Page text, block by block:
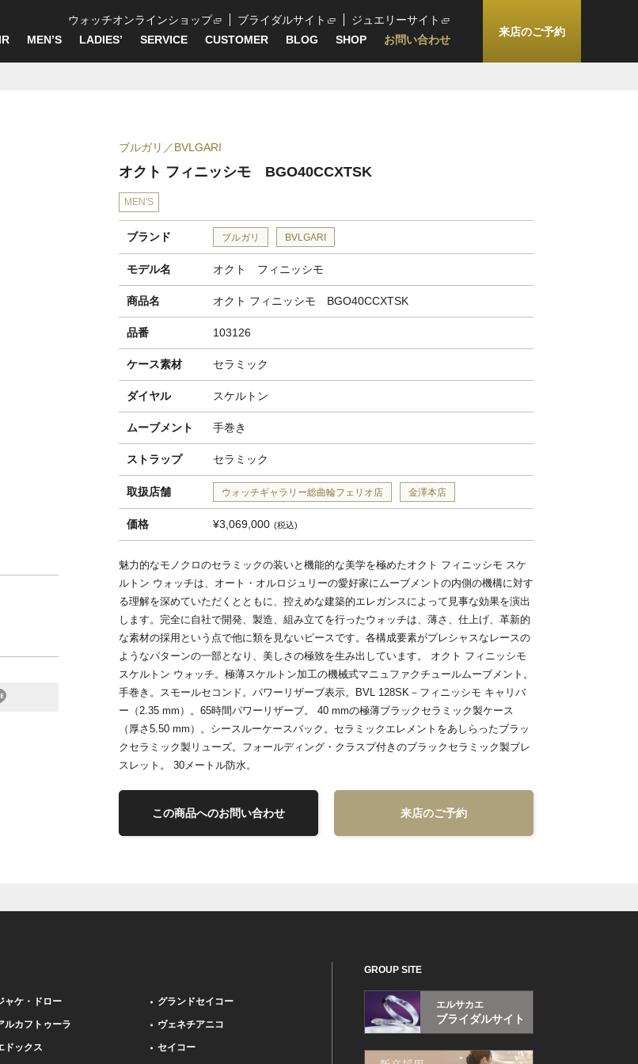
ウォッチオンラインショップ ブライダルサイト
ジュエリーサイト
MEN’S LADIES’ SERVICE CUSTOMER BLOG SHOP お問い合わせ
来店のご予約
ブルガリ BVLGARI
オクト フィニッシモ BGO40CCXTSK
MEN'S
ブランド ブルガリ BVLGARI
モデル名 オクト フィニッシモ
商品名 オクト フィニッシモ BGO40CCXTSK
品番 103126
ケース素材 セラミック
ダイヤル スケルトン
ムーブメント 手巻き
ストラップ セラミック
取扱店舗 ウォッチギャラリー総曲輪フェリオ店 金澤本店
価格 ¥3,069,000 税込
魅力的なモノクロのセラミックの装いと機能的な美学を極めたオクト フィニッシモ スケ
ルトン ウォッチは、オート・オルロジュリーの愛好家にムーブメントの内側の機構に対す
る理解を深めていただくとともに、控えめな建築的エレガンスによって見事な効果を演出
します。完全に自社で開発、製造、組み立てを行ったウォッチは、薄さ、仕上げ、革新的
な素材の採用という点で他に類を見ないピースです。各構成要素がプレシャスなレースの
ようなパターンの一部となり、美しさの極致を生み出しています。 オクト フィニッシモ
スケルトン ウォッチ。極薄スケルトン加工の機械式マニュファクチュールムーブメント。
手巻き。スモールセコンド。パワーリザーブ表示。BVL 128SK－フィニッシモ キャリバ
ー（2.35 mm）。65時間パワーリザーブ。 40 mmの極薄ブラックセラミック製ケース
（厚さ5.50 mm）。シースルーケースバック。セラミックエレメントをあしらったブラッ
クセラミック製リューズ。フォールディング・クラスプ付きのブラックセラミック製ブレ
スレット。 30メートル防水。
この商品へのお問い合わせ 来店のご予約
ャケ・ドロー
ルカフトゥーラ
ドックス
グランドセイコー
ヴェネチアニコ
セイコー
GROUP SITE
エルサカエ
ブライダルサイト